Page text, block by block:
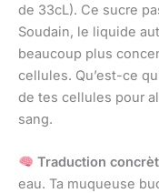
de 33cL). Ce sucre
Soudain, le liquide
beaucoup plus
cellules. Qu’est-ce
de tes cellules pour
sang.
Traduction
eau. Ta muqueuse